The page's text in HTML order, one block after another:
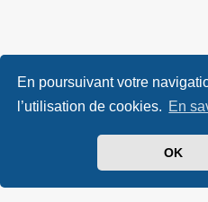
En poursuivant votre
l’utilisation de cookies. En
OK